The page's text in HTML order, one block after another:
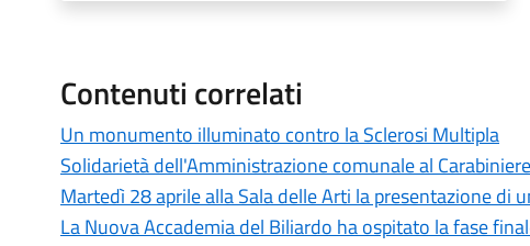
Contenuti correlati
Un monumento illuminato contro la Sclerosi Multipla
Solidarietà dell'Amministrazione comunale al
Martedì 28 aprile alla Sala delle Arti la presentazione di
La Nuova Accademia del Biliardo ha ospitato la fase